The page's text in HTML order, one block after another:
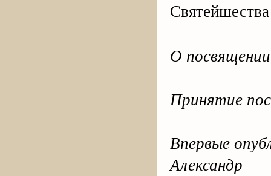
О
Принятие
Впервые